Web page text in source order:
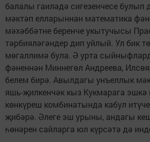
балалы гаиләдә сигезенчесе булып
мәктәп елларыннан математика
мәхәббәтне беренче укытучысы
тәрбияләгәндер дип уйлый. Ул бик
мөгаллимә була. Ә урта
фәненнән Миннегөл Андреева,
белем бирә. Авылдагы унъеллык
яшь-җилкенчәк кыз Кукмарага
көнкүреш комбинатында кабул
җибәрә. Әлеге эш урыны, андагы
һөнәрен сайларга юл күрсәтә дә